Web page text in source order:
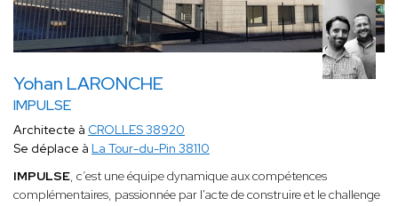
Yohan LARONCHE
IMPULSE
Architecte à CROLLES 38920
Se déplace à La Tour-du-Pin 38110
IMPULSE, c’est une équipe dynamique aux compétences
complémentaires, passionnée par l'acte de construire et le challenge